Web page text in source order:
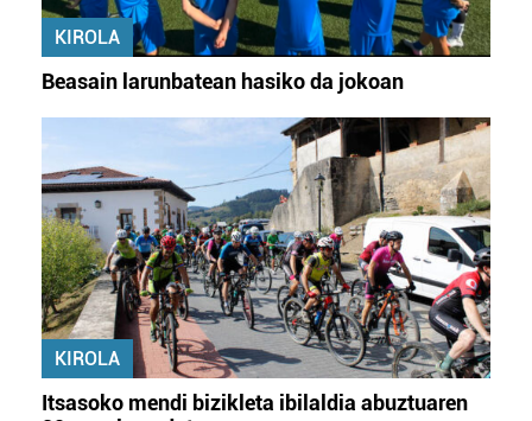
KIROLA
Beasain larunbatean hasiko da jokoan
KIROLA
Itsasoko mendi bizikleta ibilaldia abuztuaren